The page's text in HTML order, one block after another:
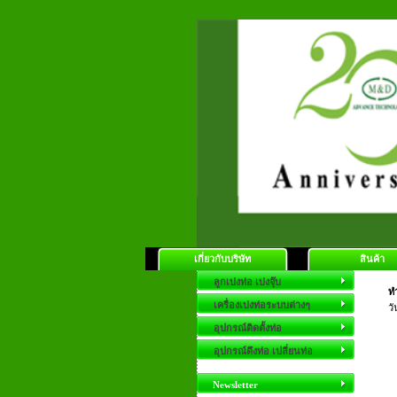
เกี่ยวกับบริษัท สินค้า
ลูกเบ่งท่อ เบ่งจุ๊บ
เครื่องเบ่งท่อระบบต่างๆ
อุปกรณ์ติดตั้งท่อ
อุปกรณ์ดึงท่อ เปลี่ยนท่อ
Newsletter
ท
วั